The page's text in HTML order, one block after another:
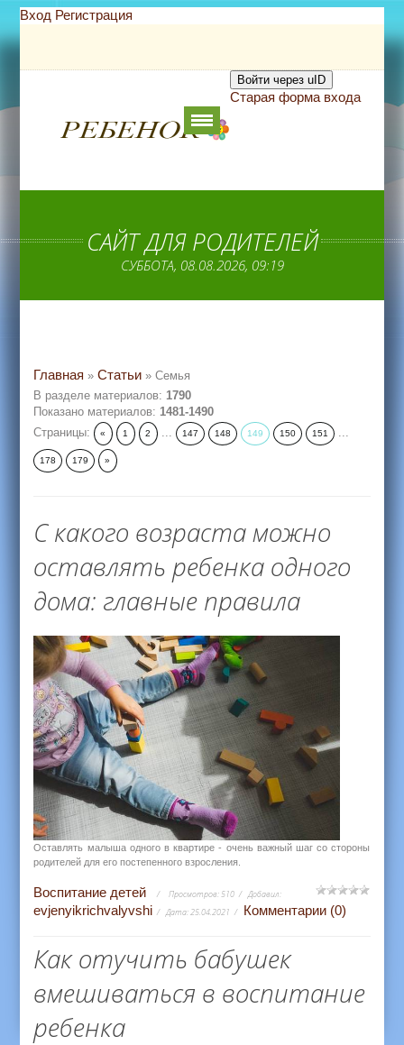
Вход Регистрация
Войти через uID
Старая форма входа
САЙТ ДЛЯ РОДИТЕЛЕЙ
СУББОТА, 08.08.2026, 09:19
Главная »Статьи » Семья
В разделе материалов:1790
Показано материалов:1481-1490
Страницы: « 1 2 ... 147 148 149 150 151 ...
178 179 »
С какого возраста можно
оставлять ребенка одного
дома: главные правила
Оставлять малыша одного в квартире - очень важный шаг со стороны
родителей для его постепенного взросления.
Воспитание детей Просмотров:510 Добавил:
evjenyikrichvalyvshi Дата:25.04.2021 Комментарии (0)
Как отучить бабушек
вмешиваться в воспитание
ребенка